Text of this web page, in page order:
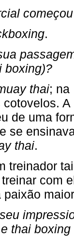
.
boxing)?
thai; na
cotovelos.
de uma
se
thai.
treinador
com
paixão
thai